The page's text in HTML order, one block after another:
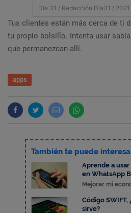
Día 31 / Redacción Día31 /
Tus clientes están más cerca de ti
tu propio bolsillo. Intenta usar
que permanezcan allí.
apps
También te puede
Aprende a
en WhatsApp
Mejorar mi
Código SWIFT,
sirve?